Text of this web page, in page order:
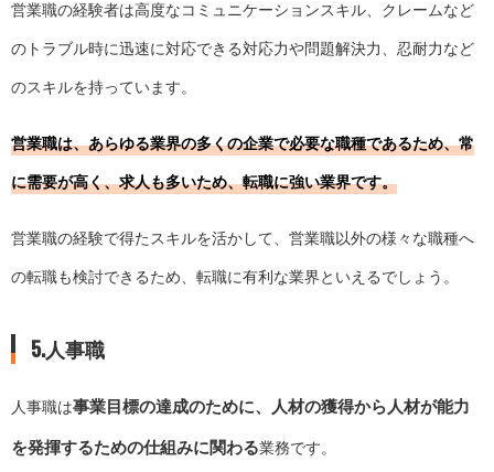
営業職の経験者は高度なコミュニケーションスキル、クレームなど
のトラブル時に迅速に対応できる対応力や問題解決力、忍耐力など
のスキルを持っています。
営業職は、あらゆる業界の多くの企業で必要な職種であるため、常
に需要が高く、求人も多いため、転職に強い業界です。
営業職の経験で得たスキルを活かして、営業職以外の様々な職種へ
の転職も検討できるため、転職に有利な業界といえるでしょう。
5.人事職
人事職は事業目標の達成のために、人材の獲得から人材が能力
を発揮するための仕組みに関わる業務です。